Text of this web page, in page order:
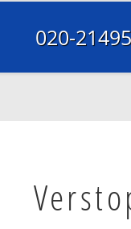
020-